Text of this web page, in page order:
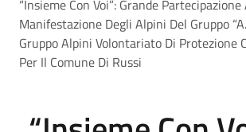
“Insieme Con Voi”: Grande
Manifestazione Degli Alpini Del Gruppo
Gruppo Alpini Volontariato Di Protezione
Per Il Comune Di Russi